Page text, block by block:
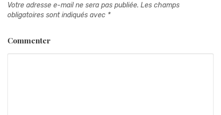
Votre adresse e-mail ne sera pas publiée. Les champs
obligatoires sont indiqués avec *
Commenter